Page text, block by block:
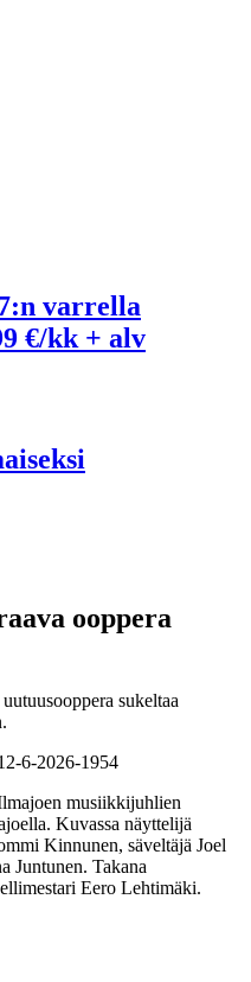
varrella
€/kk + alv
ooppera
sukeltaa
musiikkijuhlien
Kuvassa näyttelijä
Kinnunen, säveltäjä Joel
Juntunen. Takana
Eero Lehtimäki.